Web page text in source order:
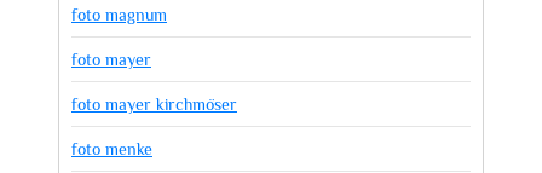
foto magnum
foto mayer
foto mayer kirchmöser
foto menke